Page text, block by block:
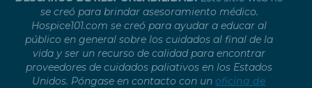
se creó para brindar asesoramiento médico.
Hospice101.com se creó para ayudar a educar al
público en general sobre los cuidados al final de la
vida y ser un recurso de calidad para encontrar
proveedores de cuidados paliativos en los Estados
Unidos. Póngase en contacto con un oficina de